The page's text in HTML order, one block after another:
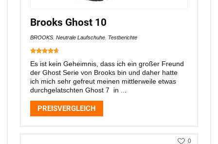
Brooks Ghost 10
BROOKS Neutrale Laufschuhe Testberichte
Es ist kein Geheimnis, dass ich ein großer Freund
der Ghost Serie von Brooks bin und daher hatte
ich mich sehr gefreut meinen mittlerweile etwas
durchgelatschten Ghost 7 in ...
PREISVERGLEICH
0